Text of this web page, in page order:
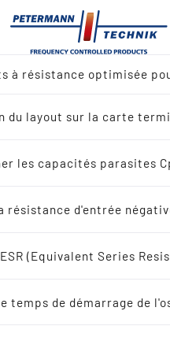
des quartz en MHz
à résistance optimisée
du layout sur la carte
les capacités parasites
résistance d'entrée
(Equivalent Series
temps de démarrage de